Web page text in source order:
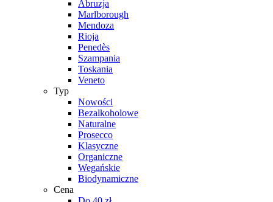
Abruzja
Marlborough
Mendoza
Rioja
Penedès
Szampania
Toskania
Veneto
Typ
Nowości
Bezalkoholowe
Naturalne
Prosecco
Klasyczne
Organiczne
Wegańskie
Biodynamiczne
Cena